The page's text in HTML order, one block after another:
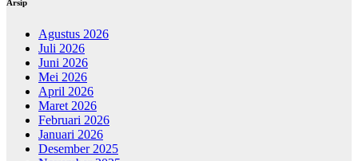
Arsip
Agustus 2026
Juli 2026
Juni 2026
Mei 2026
April 2026
Maret 2026
Februari 2026
Januari 2026
Desember 2025